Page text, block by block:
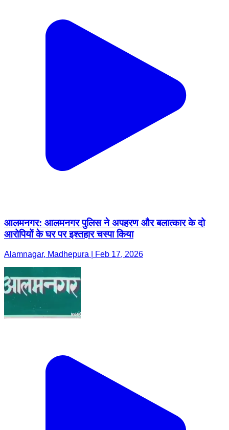
आलमनगर: आलमनगर पुलिस ने अपहरण और बलात्कार के दो
आरोपियों के घर पर इश्तहार चस्पा किया
Alamnagar, Madhepura | Feb 17, 2026